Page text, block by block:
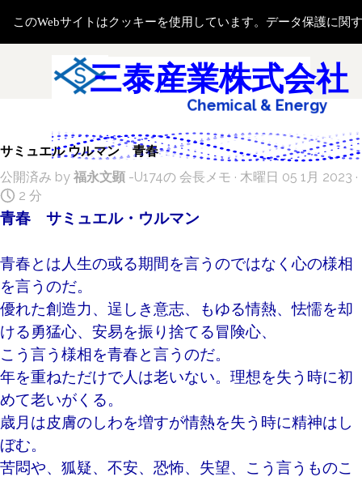
このWebサイトはクッキーを使用しています。データ保護に関
三泰産業株式会社
メニューをスキップ
検索
h emical & Energy
Sale
サミュエル ウルマン 青春
公開済み by 福永文顕 -U174の 会長メモ · 木曜日 05 1月 2023 ·
2 分
青春 サミュエル・ウルマン
青春とは人生の或る期間を言うのではなく心の様相
を言うのだ。
優れた創造力、逞しき意志、もゆる情熱、怯懦を却
ける勇猛心、 安易を振り捨てる冒険心、
こう言う様相を青春と言うのだ。
年を重ねただけで人は老いない。理想を失う時に初
めて老いがくる。
歳月は皮膚のしわを増すが情熱を失う時に精神はし
ぼむ。
苦悶や、狐疑、不安、恐怖、失望、 こう言うものこ